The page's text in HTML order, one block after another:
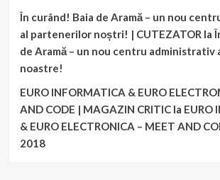
În curând! Baia de Aramă – un nou
al partenerilor noștri! | CUTEZATOR la
de Aramă – un nou centru administrativ
noastre!
EURO INFORMATICA & EURO
AND CODE | MAGAZIN CRITICla EURO
& EURO ELECTRONICA – MEET AND
2018